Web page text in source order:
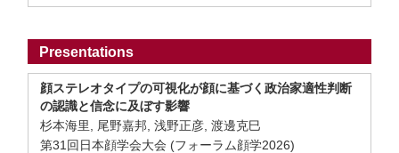
Presentations
顔ステレオタイプの可視化が顔に基づく政治家適性判断
の認識と信念に及ぼす影響
杉本海里, 尾野嘉邦, 浅野正彦, 渡邊克巳
第31回日本顔学会大会 (フォーラム顔学2026)